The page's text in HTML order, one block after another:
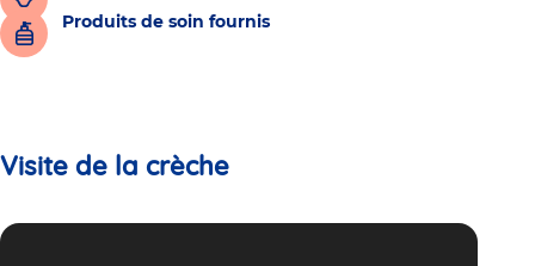
Produits de soin fournis
Visite de la crèche